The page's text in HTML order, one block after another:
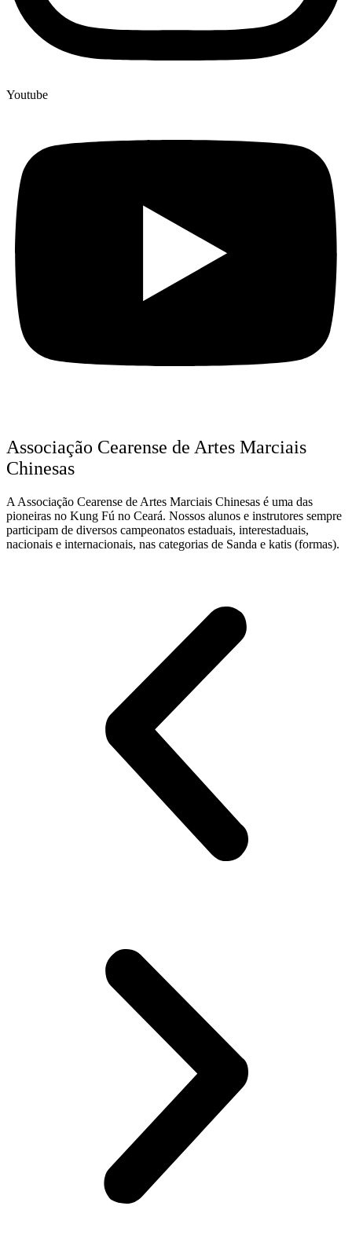
Youtube
Associação Cearense de Artes Marciais
Chinesas
A Associação Cearense de Artes Marciais Chinesas é uma das
pioneiras no Kung Fú no Ceará. Nossos alunos e instrutores sempre
participam de diversos campeonatos estaduais, interestaduais,
nacionais e internacionais, nas categorias de Sanda e katis (formas).